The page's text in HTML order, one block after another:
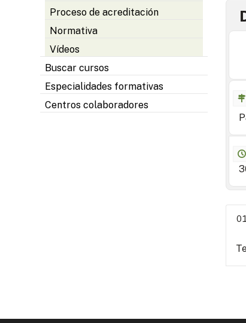
Proceso de acreditación
Normativa
Vídeos
Buscar cursos
Especialidades formativas
Centros colaboradores